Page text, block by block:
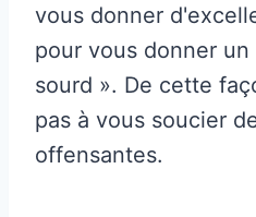
vous donner
pour vous donner
sourd ». De cette
pas à vous soucier
offensantes.